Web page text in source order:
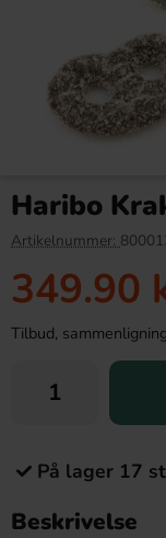
(BF: 2026-
Köp
Haribo
Artikelnummer:
349.90
Tilbud,
På lager 17
Beskrivelse